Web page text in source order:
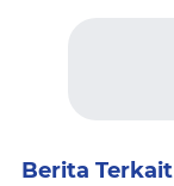
Berita Terkait